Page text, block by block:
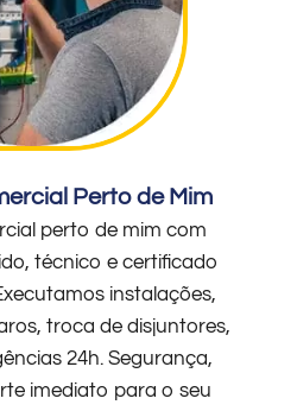
Perto de Mim
perto de mim com
técnico e certificado
instalações,
troca de disjuntores,
24h. Segurança,
imediato para o seu